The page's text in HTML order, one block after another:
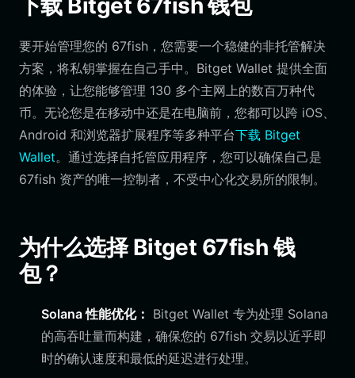
下载 Bitget 67fish 钱包
要开始管理您的 67fish，您需要一个稳健的非托管解决
方案，将私钥掌握在自己手中。Bitget Wallet 提供全面
的体验，让您能够管理 130 多个主网上的数百万种代
币。无论您是在移动中还是在电脑前，您都可以跨 iOS、
Android 和浏览器扩展程序等多种平台下载 Bitget
Wallet。通过选择自托管应用程序，您可以确保自己是
67fish 资产的唯一控制者，不受中心化交易所的限制。
为什么选择 Bitget 67fish 钱
包？
Solana 性能优化： Bitget Wallet 专为处理 Solana
的高吞吐量而构建，确保您的 67fish 交易以近乎即
时的确认速度和最低的延迟进行处理。